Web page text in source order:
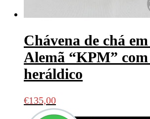
Chávena de chá
Alemã “KPM”
heráldico
€135,00